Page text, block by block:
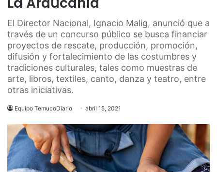
El Director Nacional, Ignacio Malig, anunció que a
través de un concurso público se busca financiar
proyectos de rescate, producción, promoción,
difusión y fortalecimiento de las costumbres y
tradiciones culturales, tales como muestras de
arte, libros, textiles, canto, danza y teatro, entre
otras iniciativas.
Equipo TemucoDiario abril 15, 2021